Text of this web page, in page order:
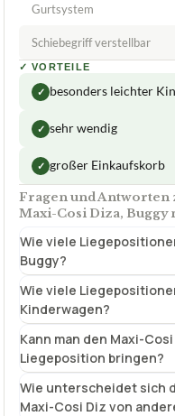
Gurtsystem
Schiebegriff verstellbar
✓ VORTEILE
✓ besonders leichter
✓ sehr wendig
✓ großer Einkaufskorb
Fragen und Antworten
Maxi-Cosi Diza,
Wie viele
Buggy?
Wie viele
Kinderwagen?
Kann man den Maxi-
Liegeposition bringen?
Wie unterscheidet sich
Maxi-Cosi Diz von